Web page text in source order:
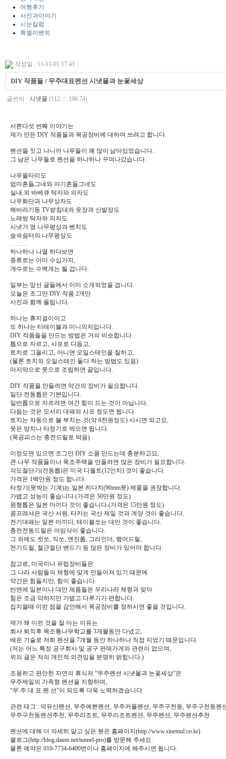
여행후기
사진과이야기
시눈칼럼
특별이벤트
작성일 : 11-11-01 17:43
DIY 작품들 / 무주대표펜션 시냇물과 눈꽃세상
글쓴이 : 시냇물 (112.♡.196.74)
서른다섯 번째 이야기는
제가 만든 DIY 작품들과 목공장비에 대하여 쓰려고 합니다.
펜션을 짓고 나니까 나무들이 꽤 많이 남아있었습니다.
그 남은 나무들로 펜션을 하나하나 꾸며나갔습니다.
나무울타리도
엄마흔들그네와 아기흔들그네도
실내.외 바베큐 탁자와 의자도
나무화단과 나무상자도
해바라기동 TV받침대와 옷장과 신발장도
노래방 탁자와 의자도
시냇가 옆 나무평상과 벤치도
숲속쉼터의 나무평상도
. . . . . .
하나하나 나열 하다보면
종류로는 아마 수십가지,
개수로는 수백개는 될 겁니다.
일부는 앞선 글들에서 이미 소개되었을 겁니다.
오늘은 조그만 DIY 작품 2개만
사진과 함께 올립니다.
하나는 휴지걸이이고
또 하나는 티테이블과 미니의자입니다.
DIY 작품들을 만드는 방법은 거의 비슷합니다.
톱으로 자르고, 사포로 다듬고,
토치로 그을리고, 아니면 오일스테인을 칠하고,
(물론 토치와 오일스테인 둘다 하는 방법도 있음)
마지막으로 못으로 조립하면 끝입니다.
DIY 작품을 만들려면 약간의 장비가 필요합니다.
일단 전동톱은 기본입니다.
일반톱으로 자르려면 여간 힘이 드는 것이 아닙니다.
다듬는 것은 모서리 대패와 사포 정도면 됩니다.
토치는 자동으로 불 부치는 것(약 8천원정도) 사시면 되고요,
못은 망치나 타정기로 박으면 됩니다.
(목공피스는 충전드릴로 박음)
이정도면 있으면 조그만 DIY 소품 만드는데 충분하고요,
큰 나무 작품들이나 목조주택을 만들려면 많은 장비가 필요합니다.
각도절단기(전동톱)은 미국 디월트(12인치) 것이 좋습니다.
가격은 1백만원 정도 합니다.
타정기(못박는 기계)는 일본 히다치(90mm못) 제품을 권장합니다.
가볍고 성능이 좋습니다.(가격은 50만원 정도)
원형톱은 일본 마끼다 것이 좋습니다.(가격은 15만원 정도)
콤프레셔은 국산 서원, 타카는 국산 제일 것과 계양 것이 좋습니다.
전기대패는 일본 마끼다, 테이블쏘는 대만 것이 좋습니다.
충전전동드릴은 아임삭이 좋습니다.
그 외에도 컷쏘, 직쏘, 엔진톱, 그라인더, 햄머드릴,
전기드릴, 철근절단.밴드기 등 많은 장비가 있어야 합니다.
참고로, 미국이나 유럽장비들은
그 나라 사람들의 체형에 맞게 만들어져 있기 때문에
약간은 힘들지만, 힘이 좋습니다.
반면에 일본이나 대만 제품들은 우리나라 체형과 맞아
힘은 조금 약하지만 가볍고 다루기가 편합니다.
집지을때 이런 점을 감안해서 목공장비를 정하시면 좋을 것입니다.
제가 왜 이런 것을 잘 아는 이유는
회사 퇴직후 목조통나무학교를 3개월동안 다녔고,
배운 기술로 저희 펜션을 7개월 동안 하나하나 직접 지었기 때문입니다.
(저는 어느 특정 공구회사 및 공구 판매가게와 관련이 없으며,
위의 글은 저의 개인적 의견임을 분명히 밝힙니다.)
조용하고 편안한 자연의 휴식처 “무주펜션 시냇물과 눈꽃세상”은
무주제일의 가족형 펜션을 지향하며,
“무.주.대.표.펜.션”이 되도록 더욱 노력하겠습니다.
관련 태그 : 덕유산펜션, 무주예쁜펜션, 무주커플펜션, 무주구천동, 무주구천동펜
무주구천동펜션추천, 무주리조트, 무주리조트펜션, 무주펜션, 무주펜션추천
펜션에 대해 더 자세히 알고 싶은 분은 홈페이지(http://www.sinemul.co.kr)
블로그(http://blog.daum.net/tunnel-pro)를 방문해 주세요.
물론 예약은 010-7734-6400번이나 홈페이지에 해주시면 됩니다.